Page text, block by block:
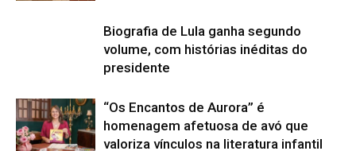
Biografia de Lula ganha segundo
volume, com histórias inéditas do
presidente
“Os Encantos de Aurora” é
homenagem afetuosa de avó que
valoriza vínculos na literatura infantil